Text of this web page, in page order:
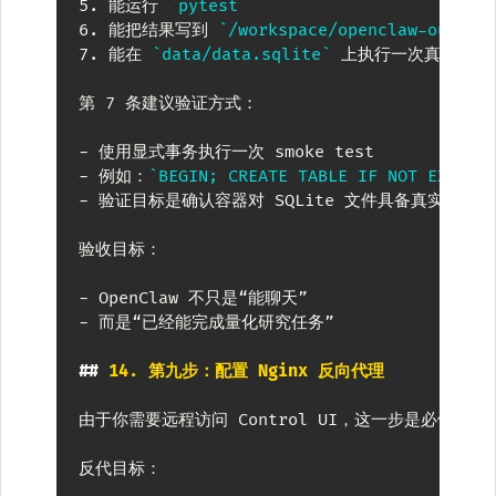
5. 能运行
`pytest`
6.
能把结果写到
`/workspace/openclaw-output`
7.
能在 `data/data.sqlite` 上执行一次真实写
第 7 条建议验证方式：
-
- 例如： `BEGIN; CREATE TABLE IF NOT
- 验证目标是确认容器对 SQLite 文件具备真实写权限
验收目标：
-
- 而是“已经能完成量化研究任务”
## 14. 第九步：配置 Nginx 反向代理
由于你需要远程访问 Control UI，这一步是必做项。
反代目标：